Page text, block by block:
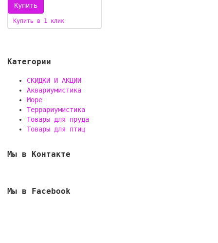
Купить в 1 клик
Категории
СКИДКИ И АКЦИИ
Аквариумистика
Море
Террариумистика
Товары для пруда
Товары для птиц
Мы в Контакте
Мы в Facebook